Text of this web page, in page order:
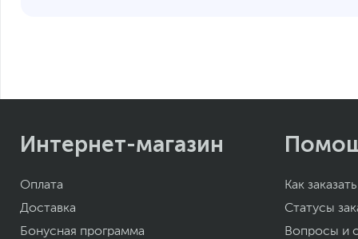
Вес с упаковкой
Заводские данные
Срок гарантии (мес.)
Если вы заметили ошибку или неточность в описании товара,
Xарактеристики, комплект поставки и внешний вид данного
Интернет-магазин
Оплата
Доставка
Бонусная программа
Как заказать
Статусы
Вопросы и